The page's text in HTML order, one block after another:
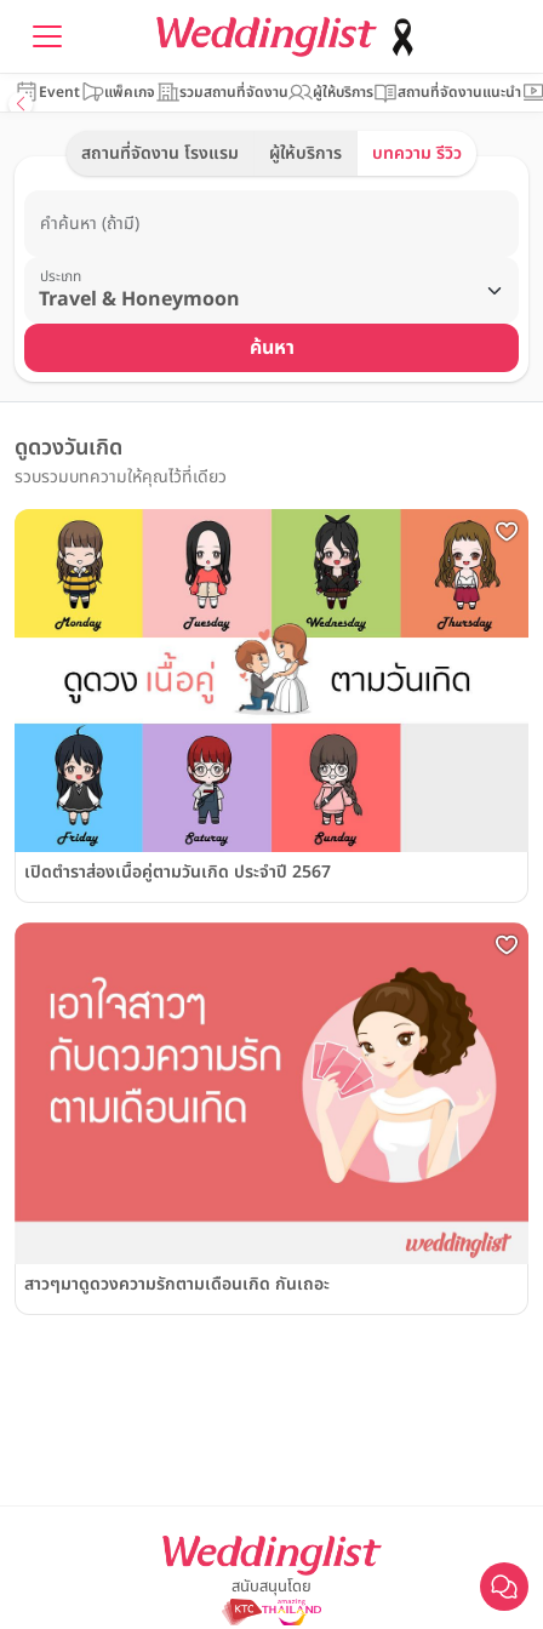
Event แพ็คเกจ รวมสถานที่จัดงาน ผู้ให้บริการ สถานที่จัดงานแนะนำ
สถานที่จัดงาน โรงแรม ผู้ให้บริการ บทความ รีวิว
คำค้นหา (ถ้ามี)
ประเภท
ค้นหา
ดูดวงวันเกิด
รวบรวมบทความให้คุณไว้ที่เดียว
เปิดตำราส่องเนื้อคู่ตามวันเกิด ประจำปี 2567
สาวๆมาดูดวงความรักตามเดือนเกิด กันเถอะ
สนับสนุนโดย